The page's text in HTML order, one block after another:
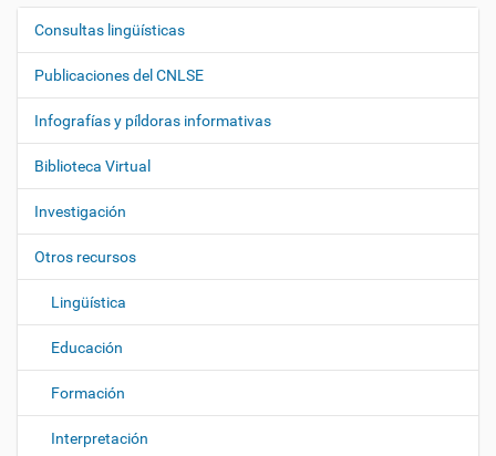
N
e
g
a
c
i
ó
n
Consultas lingüísticas
Publicaciones del CNLSE
Infografías y píldoras informativas
Biblioteca Virtual
Investigación
Otros recursos
Lingüística
Educación
Formación
Interpretación